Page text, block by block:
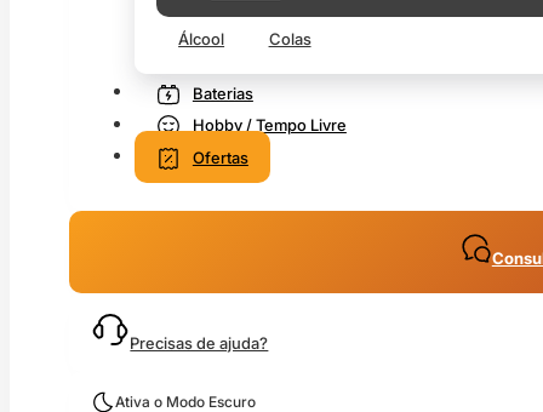
Álcool Colas
Baterias
Hobby / Tempo Livre
Ofertas
Precisas de ajuda?
Ativa o Modo Escuro